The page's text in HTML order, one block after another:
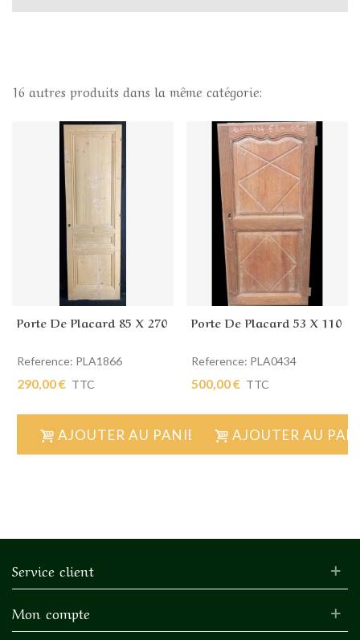
16 autres produits dans la même catégorie:
Porte De Placard 85 X 270
Reference: PLA1866
290,00 € TTC
AJOUTER AU PANIER
Porte De Placard 53 X 110
Reference: PLA0434
500,00 € TTC
AJOUTER AU
Service client
Mon compte